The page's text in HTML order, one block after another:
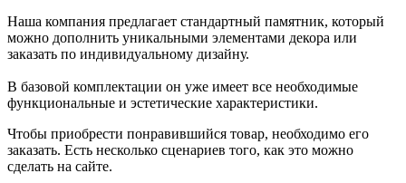
Наша компания предлагает стандартный памятник, который
можно дополнить уникальными элементами декора или
заказать по индивидуальному дизайну.
В базовой комплектации он уже имеет все необходимые
функциональные и эстетические характеристики.
Чтобы приобрести понравившийся товар, необходимо его
заказать. Есть несколько сценариев того, как это можно
сделать на сайте.